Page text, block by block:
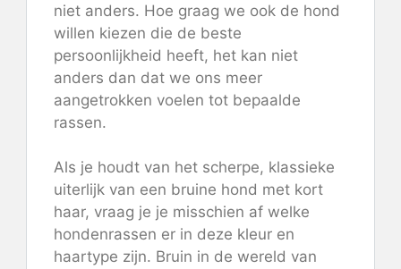
niet anders. Hoe graag we ook de hond
willen kiezen die de beste
persoonlijkheid heeft, het kan niet
anders dan dat we ons meer
aangetrokken voelen tot bepaalde
rassen.
Als je houdt van het scherpe, klassieke
uiterlijk van een bruine hond met kort
haar, vraag je je misschien af ​​welke
hondenrassen er in deze kleur en
haartype zijn. Bruin in de wereld van